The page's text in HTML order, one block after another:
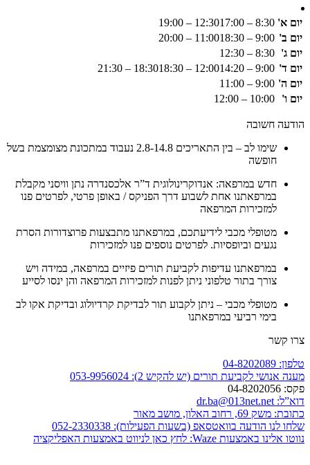
יום א' 8:30 – 12:30
17:00 – 19:00
יום ב' 9:00 – 11:00
18:30 – 20:00
יום ג' 8:30 – 12:30
יום ד' 9:00 – 12:00
14:20 – 18:30
18:30 – 21:30
יום ה' 9:00 – 11:00
יום ו'
10:00 – 12:00
הודעה חשובה
שימו לב – בין התאריכים 2.8-14.8 נעבוד במתכונת מצומצמת בשל
חופשה
חדש במרפאה: אנדוקרינולוגית ד”ר אלכסנדרה נתן וויסני מקבלת
במרפאתנו אחת לשבוע דרך הפניקס / באופן פרטי, לפרטים פנו
למזכירות המרפאה
מטופלי מכבי לידיעתכם, במרפאתנו מתבצעות פרוצדורות הסרת
נגעים וביופסיות. לפרטים נוספים פנו למזכירות
במרפאתנו עדיפות לקביעת תורים פיזיים במרפאה, במידה ויש
צורך בתור טלפוני ניתן לפנות למזכירות המרפאה והן ינסו לסייע
מטופלי מכבי – ניתן לקבוע תור לבדיקת קרדיולוג ובדיקת אקו לב
בימי רביעי במרפאתנו
צרו קשר
טלפון: 04-8202089
מענה אנושי לקביעת תורים (יש להקיש 2):
053-9956024
פקס: 04-8202056
דוא”ל: dr.ba@013net.net
כתובת: משק 69, רחוב האלון, מושב מאור
שלחו לנו הודעה בוואטסאפ (בשעות הפעילות): 052-2330338
נווטו אלינו באמצעות Waze:
לחץ כאן לניווט באמצעות האפליקציה